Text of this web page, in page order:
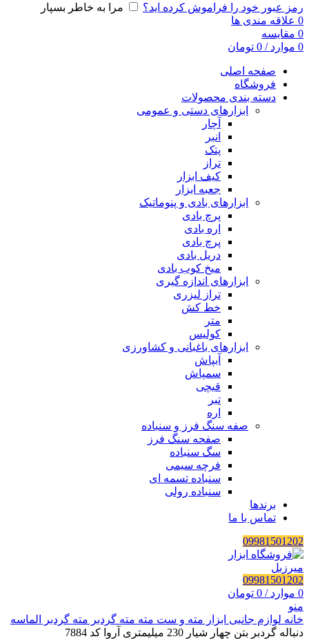
رمز عبور خود را فراموش کرده اید؟
مرا به خاطر بسپار
0 علاقه مندی ها
0 مقایسه
0 موارد /
0 تومان
صفحه اصلی
فروشگاه
دسته بندی محصولات
ابزارهای دستی و عمومی
آچار
انبر
پتک
تراز
کیف ابزار
جعبه ابزار
ابزارهای بادی و پنوماتیک
پرچ بادی
اره بادی
پرچ بادی
دریل بادی
میخ کوب بادی
ابزارهای اندازه گیری
تراز لیزری
خط کش
متر
کولیس
ابزارهای باغبانی و کشاورزی
آبپاش
سمپاش
قیچی
تبر
اره
صفه سنگ فرز و سنباده
صفحه سنگ فرز
سگ سنباده
فرچه سیمی
سنباده تسمه ای
سنباده رولی
برندها
تماس با ما
09981501202
09981501202
0 موارد /
0 تومان
منو
خانه لوازم جانبی ابزار مته و ست مته مته گردبر مته گردبر الماسه
دنباله گردبر بتن چهار شیار 230 میلیمتری آروا کد 7884